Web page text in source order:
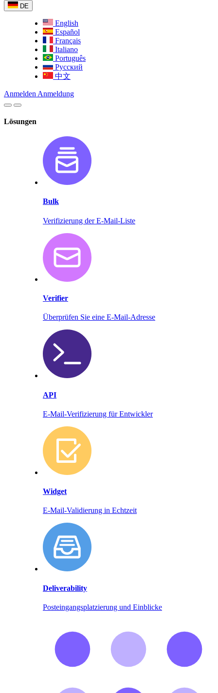
DE
English
Español
Français
Italiano
Português
Русский
中文
Anmelden Anmeldung
Lösungen
Bulk
Verifizierung der E-Mail-Liste
Verifier
Überprüfen Sie eine E-Mail-Adresse
API
E-Mail-Verifizierung für Entwickler
Widget
E-Mail-Validierung in Echtzeit
Deliverability
Posteingangsplatzierung und Einblicke